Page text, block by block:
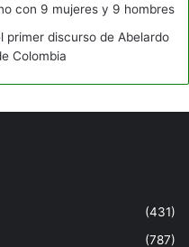
con 9 mujeres y 9 hombres
primer discurso de Abelardo
Colombia
(431)
(787)